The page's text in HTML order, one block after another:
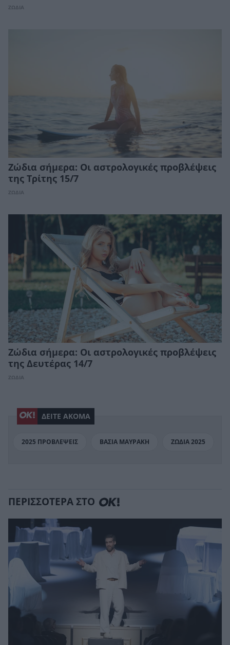
ΖΩΔΙΑ
Ζώδια σήμερα: Οι αστρολογικές προβλέψεις
της Tρίτης 15/7
ΖΩΔΙΑ
Ζώδια σήμερα: Οι αστρολογικές προβλέψεις
της Δευτέρας 14/7
ΖΩΔΙΑ
ΔΕΙΤΕ ΑΚΟΜΑ
2025 ΠΡΟΒΛΕΨΕΙΣ ΒΑΣΙΑ ΜΑΥΡΑΚΗ ΖΩΔΙΑ 2025
ΠΕΡΙΣΣΟΤΕΡΑ ΣΤΟ